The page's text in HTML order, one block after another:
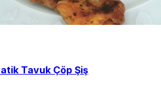
Tavuk Çöp Şiş